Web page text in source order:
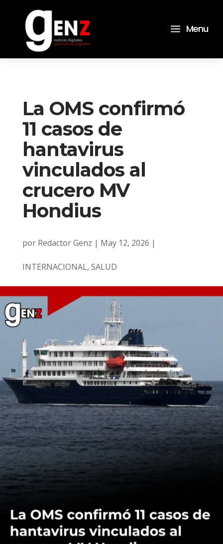
a Menu
La OMS confirmó
11 casos de
hantavirus
vinculados al
crucero MV
Hondius
por Redactor Genz | May 12, 2026 |
INTERNACIONAL, SALUD